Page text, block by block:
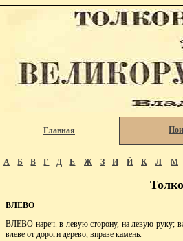
Главная
А Б В Г Д Е Ж З И Й К Л М
ВЛЕВО
ВЛЕВО нареч. в левую сторону, на левую руку;
влеве от дороги дерево, вправе камень.